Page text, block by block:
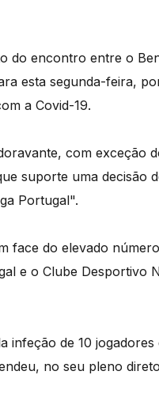
do encontro entre o
esta segunda-feira,
a Covid-19.
com exceção
suporte uma decisão
Portugal".
face do elevado
e o Clube Desportivo
infeção de 10
no seu pleno